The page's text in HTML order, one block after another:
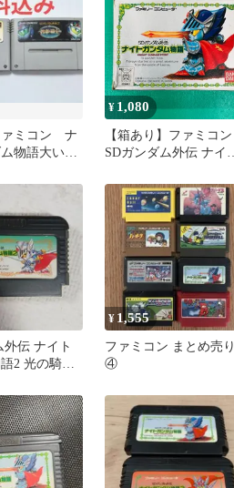
ァミコン ナ
物語大いな
士
¥ 1,080
【箱あり】ファミコン
SDガンダム外伝 ナイト
ンダイ FC ③
外伝 ナイト
2 光の騎士
¥ 1,555
ファミコン まとめ売り
④